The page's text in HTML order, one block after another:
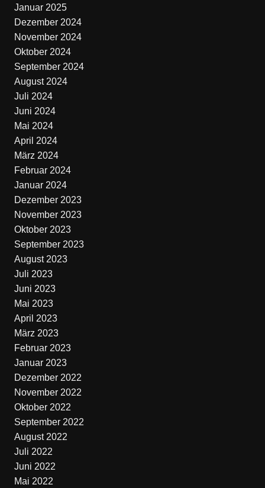
Januar 2025
Dezember 2024
November 2024
Oktober 2024
September 2024
August 2024
Juli 2024
Juni 2024
Mai 2024
April 2024
März 2024
Februar 2024
Januar 2024
Dezember 2023
November 2023
Oktober 2023
September 2023
August 2023
Juli 2023
Juni 2023
Mai 2023
April 2023
März 2023
Februar 2023
Januar 2023
Dezember 2022
November 2022
Oktober 2022
September 2022
August 2022
Juli 2022
Juni 2022
Mai 2022